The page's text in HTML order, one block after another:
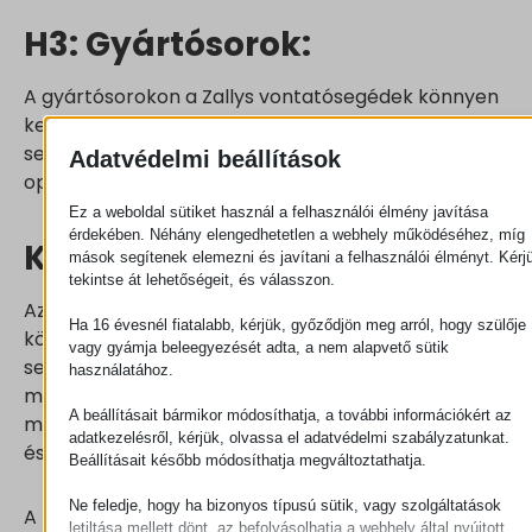
H3: Gyártósorok:
A gyártósorokon a Zallys vontatósegédek könnyen
kezelhetik az alkatrészeket és a késztermékeket,
segítve ezzel a termelés folyamatát és
optimalizálva a munkafolyamatokat.
Kórházak és intézmények
Az egészségügyi intézményekben és egyéb
közintézményekben a Zallys vontatósegédek
segíthetik az ágyszállítást, a felszerelések
mozgatását és más logisztikai feladatokat,
minimalizálva ezzel a munkatársak túlterheltségét
és a szállítási időket.
A Zallys elkötelezett a minőségi és hatékony
Adatvédelmi beállítások
Ez a weboldal sütiket használ a felhasználói élmény javítása
érdekében. Néhány elengedhetetlen a webhely működéséhez, míg
mások segítenek elemezni és javítani a felhasználói élményt.
tekintse át lehetőségeit, és válasszon.
Ha 16 évesnél fiatalabb, kérjük, győződjön meg arról, hogy szülője
vagy gyámja beleegyezését adta, a nem alapvető sütik
használatához.
A beállításait bármikor módosíthatja, a további információkért az
adatkezelésről, kérjük, olvassa el adatvédelmi szabályzatunkat.
Beállításait később módosíthatja megváltoztathatja.
Ne feledje, hogy ha bizonyos típusú sütik, vagy szolgáltatások
letiltása mellett dönt, az befolyásolhatja a webhely által nyújtott